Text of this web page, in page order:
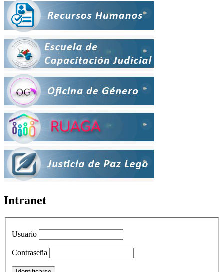
Intranet
Usuario
Contraseña